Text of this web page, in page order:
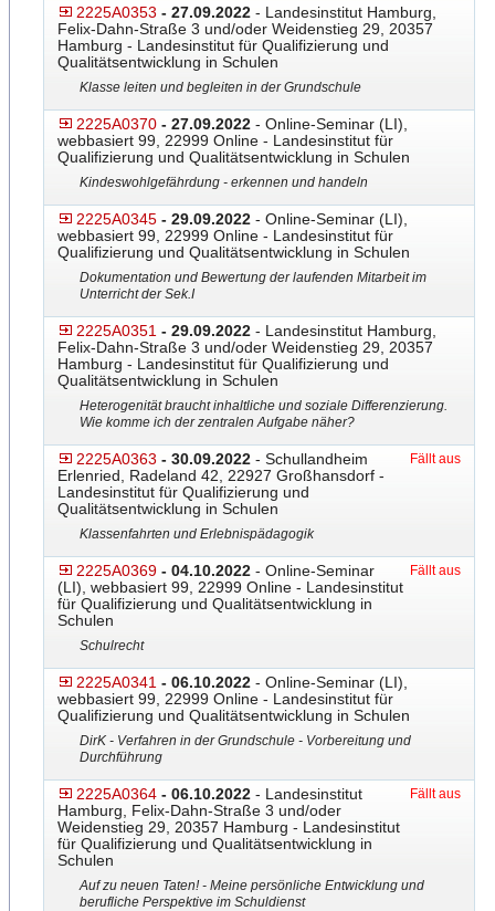
2225A0353 - 27.09.2022 - Landesinstitut Hamburg,
Felix-Dahn-Straße 3 und/oder Weidenstieg 29, 20357
Hamburg - Landesinstitut für Qualifizierung und
Qualitätsentwicklung in Schulen
Klasse leiten und begleiten in der Grundschule
2225A0370 - 27.09.2022 - Online-Seminar (LI),
webbasiert 99, 22999 Online - Landesinstitut für
Qualifizierung und Qualitätsentwicklung in Schulen
Kindeswohlgefährdung - erkennen und handeln
2225A0345 - 29.09.2022 - Online-Seminar (LI),
webbasiert 99, 22999 Online - Landesinstitut für
Qualifizierung und Qualitätsentwicklung in Schulen
Dokumentation und Bewertung der laufenden Mitarbeit im
Unterricht der Sek.I
2225A0351 - 29.09.2022 - Landesinstitut Hamburg,
Felix-Dahn-Straße 3 und/oder Weidenstieg 29, 20357
Hamburg - Landesinstitut für Qualifizierung und
Qualitätsentwicklung in Schulen
Heterogenität braucht inhaltliche und soziale Differenzierung.
Wie komme ich der zentralen Aufgabe näher?
2225A0363 - 30.09.2022 - Schullandheim
Erlenried, Radeland 42, 22927 Großhansdorf -
Landesinstitut für Qualifizierung und
Qualitätsentwicklung in Schulen
Fällt aus
Klassenfahrten und Erlebnispädagogik
2225A0369 - 04.10.2022 - Online-Seminar
(LI), webbasiert 99, 22999 Online - Landesinstitut
für Qualifizierung und Qualitätsentwicklung in
Schulen
Fällt aus
Schulrecht
2225A0341 - 06.10.2022 - Online-Seminar (LI),
webbasiert 99, 22999 Online - Landesinstitut für
Qualifizierung und Qualitätsentwicklung in Schulen
DirK - Verfahren in der Grundschule - Vorbereitung und
Durchführung
2225A0364 - 06.10.2022 - Landesinstitut
Hamburg, Felix-Dahn-Straße 3 und/oder
Weidenstieg 29, 20357 Hamburg - Landesinstitut
für Qualifizierung und Qualitätsentwicklung in
Schulen
Fällt aus
Auf zu neuen Taten! - Meine persönliche Entwicklung und
berufliche Perspektive im Schuldienst